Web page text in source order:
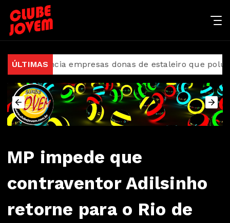
ÚLTIMASempresas donas de estaleiro que poluiu Baía
MP impede que
contraventor Adilsinho
retorne para o Rio de